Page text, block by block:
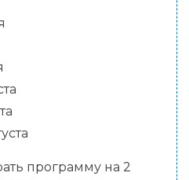
программу на 2